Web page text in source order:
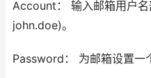
Account： 输入邮箱用户
john.doe)。
Password： 为邮箱设置一